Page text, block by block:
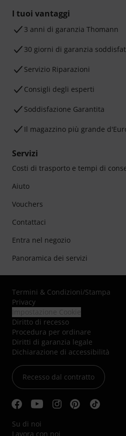
I tuoi vantaggi
3 anni di garanzia Thomann
30 giorni di garanzia
Servizio Riparazioni
Consigli degli esperti
Soddisfazione Garantita
Il magazzino più grande
Servizi
Costi di trasporto e tempi di
Aiuto
Vouchers
Contattaci
Entra nel negozio
Panoramica dei servizi
Termini & Condizioni/Stampa
Privacy
Diritto di recesso
Procedura per ordinare
Diritti di garanzia legale
Dichiarazione di accessibilità
Recesso dal contratto
Su di noi
Lavora con noi